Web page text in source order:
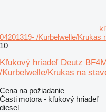
04201319- /Kurbelwelle/Krukas
10
Kľukový hriadeľ Deutz
/Kurbelwelle/Krukas na
Cena na požiadanie
Časti motora - kľukový hriadeľ
diesel